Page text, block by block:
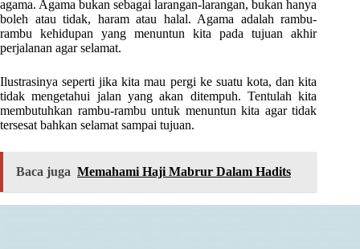
agama. Agama bukan sebagai larangan-larangan, bukan hanya
boleh atau tidak, haram atau halal. Agama adalah rambu-
rambu kehidupan yang menuntun kita pada tujuan akhir
perjalanan agar selamat.
Ilustrasinya seperti jika kita mau pergi ke suatu kota, dan kita
tidak mengetahui jalan yang akan ditempuh. Tentulah kita
membutuhkan rambu-rambu untuk menuntun kita agar tidak
tersesat bahkan selamat sampai tujuan.
Baca juga Memahami Haji Mabrur Dalam Hadits